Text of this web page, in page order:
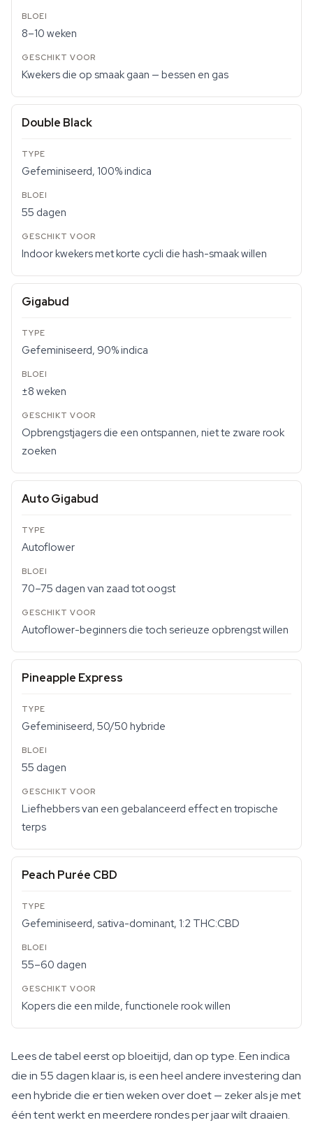
8–10 weken
Kwekers die op smaak gaan — bessen en gas
Double Black
Gefeminiseerd, 100% indica
55 dagen
Indoor kwekers met korte cycli die hash-smaak willen
Gigabud
Gefeminiseerd, 90% indica
±8 weken
Opbrengstjagers die een ontspannen, niet te zware rook
zoeken
Auto Gigabud
Autoflower
70–75 dagen van zaad tot oogst
Autoflower-beginners die toch serieuze opbrengst willen
Pineapple Express
Gefeminiseerd, 50/50 hybride
55 dagen
Liefhebbers van een gebalanceerd effect en tropische
terps
Peach Purée CBD
Gefeminiseerd, sativa-dominant, 1:2 THC:CBD
55–60 dagen
Kopers die een milde, functionele rook willen
Lees de tabel eerst op bloeitijd, dan op type. Een indica
die in 55 dagen klaar is, is een heel andere investering dan
een hybride die er tien weken over doet — zeker als je met
één tent werkt en meerdere rondes per jaar wilt draaien.